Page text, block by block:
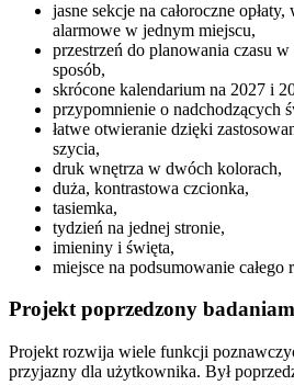
jasne sekcje na całoroczne
alarmowe w jednym miejscu,
przestrzeń do planowania czasu
sposób,
skrócone kalendarium na 2027 i
przypomnienie o nadchodzących
łatwe otwieranie dzięki
szycia,
druk wnętrza w dwóch kolorach,
duża, kontrastowa czcionka,
tasiemka,
tydzień na jednej stronie,
imieniny i święta,
miejsce na podsumowanie całego
Projekt poprzedzony
Projekt rozwija wiele funkcji
przyjazny dla użytkownika. Był